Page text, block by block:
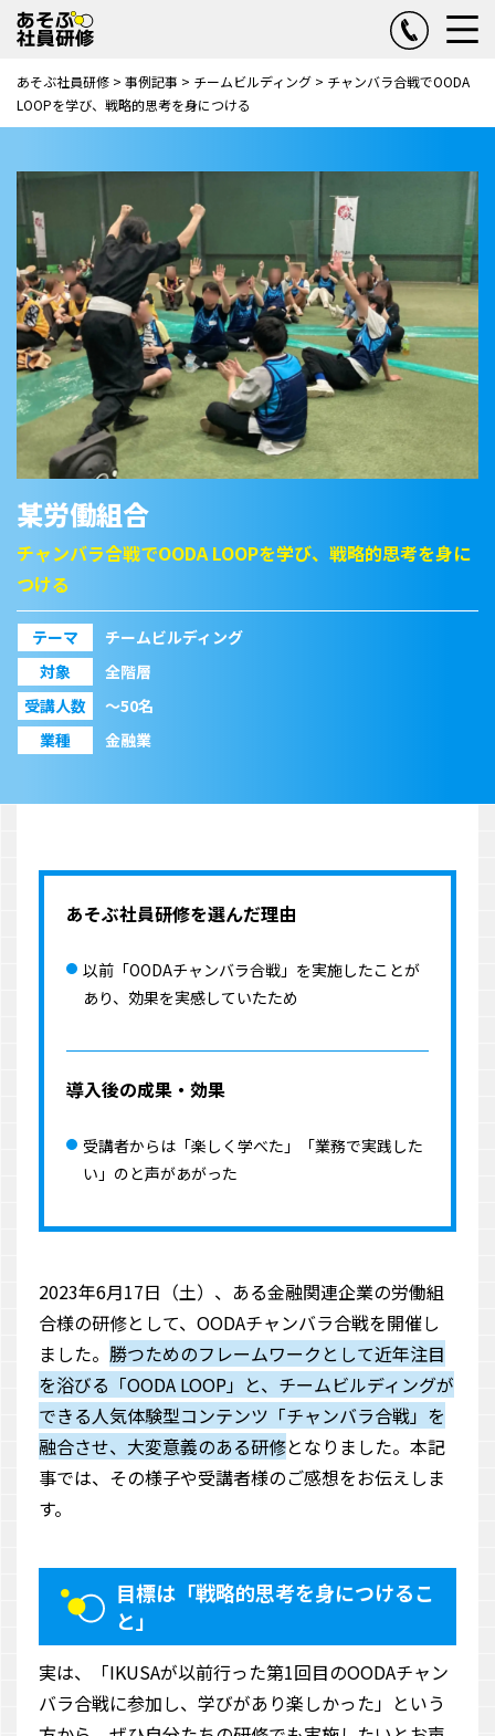
あそぶ社員研修 > 事例記事 > チームビルディング > チャンバラ合戦でOODA
LOOPを学び、戦略的思考を身につける
某労働組合
チャンバラ合戦でOODA LOOPを学び、戦略的思考を身に
つける
テーマ
チームビルディング
対象
全階層
受講人数
〜50名
業種
金融業
あそぶ社員研修を選んだ理由
以前「OODAチャンバラ合戦」を実施したことが
あり、効果を実感していたため
導入後の成果・効果
受講者からは「楽しく学べた」「業務で実践した
い」のと声があがった
2023年6月17日（土）、ある金融関連企業の労働組
合様の研修として、OODAチャンバラ合戦を開催し
ました。 勝つためのフレームワークとして近年注目
を浴びる「OODA LOOP」と、チームビルディングが
できる人気体験型コンテンツ「チャンバラ合戦」を
融合させ、大変意義のある研修となりました。本記
事では、その様子や受講者様のご感想をお伝えしま
す。
目標は「戦略的思考を身につけるこ
と」
実は、「IKUSAが以前行った第1回目のOODAチャン
バラ合戦に参加し、学びがあり楽しかった」という